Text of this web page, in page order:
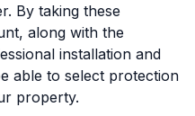
By taking these
along with the
installation and
able to select protection
property.